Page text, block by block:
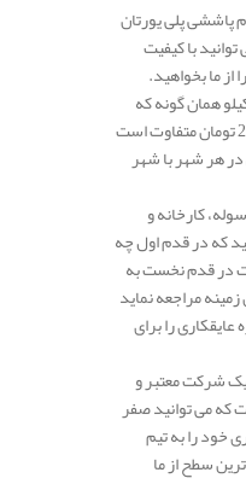
پاششی پلی یورتان
با کیفیت
از ما بخواهید.
همان گونه که
بیان شد 230.000 الی 250.000 تومان متفاوت است
هر شهر با شهر
کارخانه و
که در قدم اول چه
در قدم نخست به
مراجعه نماید
عایقکاری را برای
شرکت معتبر و
که می توانید صفر
خود را به تیم
سطح از ما